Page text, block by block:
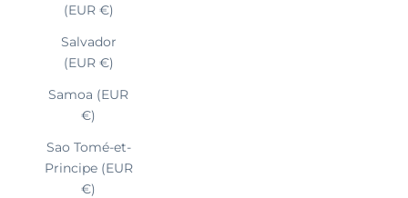
(EUR €)
Salvador
(EUR €)
Samoa (EUR
€)
Sao Tomé-et-
Principe (EUR
€)